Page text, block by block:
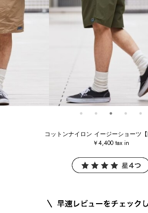
コットンナイロン イージーショーツ【
￥4,400 tax in